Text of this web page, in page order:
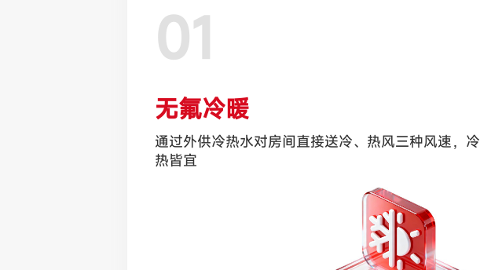
01
无氟冷暖
通过外供冷热水对房间直接送冷、热风三种风速，冷
热皆宜